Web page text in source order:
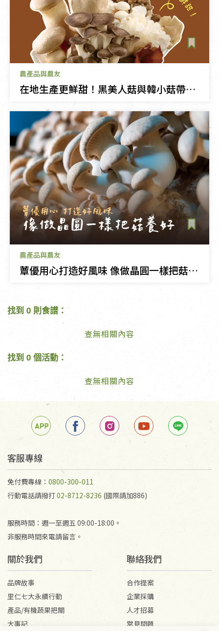
農產品與農友
在地生產更鮮甜！黑美人菇與韓小菇帶動台灣新菇潮流
農產品與農友
蕈優用心打造好風味 像做晶圓一樣把菇養好
找到 0 則食譜：
查無相關內容
找到 0 個活動：
查無相關內容
客服專線
免付費專線： 0800-300-011
行動電話請撥打02-8712-8236 (國際請加886)
服務時間：週一至週五 09:00-18:00。
非服務時間來電請留言。
關於我們
品牌故事
里仁七大永續行動
產品/有機蔬果把關
大事記
聯絡我們
合作提案
企業採購
人才招募
常見問題